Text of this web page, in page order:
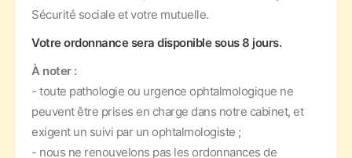
Sécurité sociale et votre mutuelle.
Votre ordonnance sera disponible sous 8 jours.
À noter :
- toute pathologie ou urgence ophtalmologique ne
peuvent être prises en charge dans notre cabinet, et
exigent un suivi par un ophtalmologiste ;
- nous ne renouvelons pas les ordonnances de